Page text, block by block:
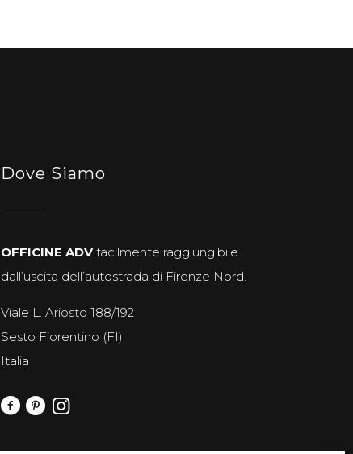
Dove Siamo
OFFICINE ADVfacilmente raggiungibile
dall’uscita dell’autostrada di Firenze Nord.
Viale L. Ariosto 188/192
Sesto Fiorentino (FI)
Italia